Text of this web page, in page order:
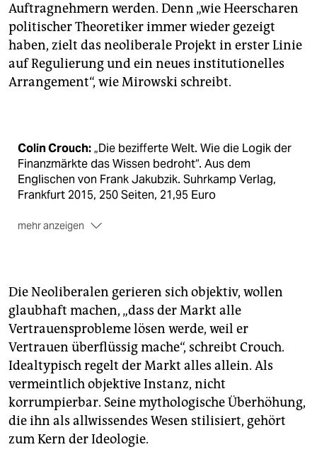
Auftragnehmern werden. Denn „wie Heerscharen
politischer Theoretiker immer wieder gezeigt
haben, zielt das neoliberale Projekt in erster Linie
auf Regulierung und ein neues institutionelles
Arrangement“, wie Mirowski schreibt.
Colin Crouch:„Die bezifferte Welt. Wie die Logik der
Finanzmärkte das Wissen bedroht“. Aus dem
Englischen von Frank Jakubzik. Suhrkamp Verlag,
Frankfurt 2015, 250 Seiten, 21,95 Euro
mehr anzeigen
& Seitz Verlag, Berlin 2015, 352 Seiten, 29,90 Euro
Die Neoliberalen gerieren sich objektiv, wollen
glaubhaft machen, „dass der Markt alle
Vertrauensprobleme lösen werde, weil er
Vertrauen überflüssig mache“, schreibt Crouch.
Idealtypisch regelt der Markt alles allein. Als
vermeintlich objektive Instanz, nicht
korrumpierbar. Seine mythologische Überhöhung,
die ihn als allwissendes Wesen stilisiert, gehört
zum Kern der Ideologie.